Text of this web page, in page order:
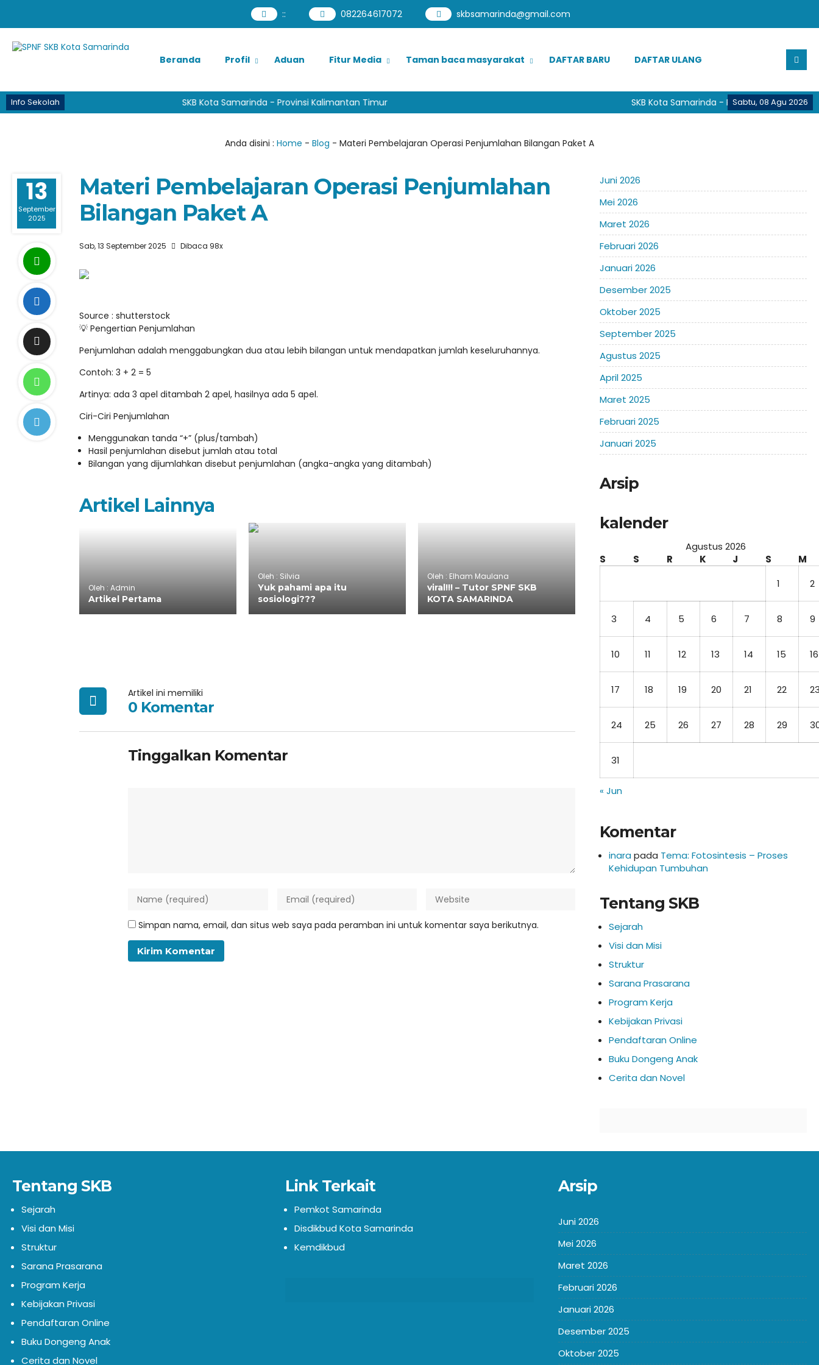
:: 082264617072 skbsamarinda@gmail.com
Beranda Profil Aduan Fitur Media Taman baca masyarakat DAFTAR BARU DAFTAR ULANG
Info Sekolah Sabtu, 08 Agu 2026
SKB Kota Samarinda - Provinsi Kalimantan
SKB Kota Samarinda - Provinsi Kalimantan Timur
Anda disini : Home - Blog - Materi Pembelajaran Operasi Penjumlahan Bilangan Paket A
13
September
2025
Materi Pembelajaran Operasi Penjumlahan
Bilangan Paket A
Sab, 13 September 2025 Dibaca 98x
Source : shutterstock
💡 Pengertian Penjumlahan
Penjumlahan adalah menggabungkan dua atau lebih bilangan untuk mendapatkan jumlah keseluruhannya.
Contoh: 3 + 2 = 5
Artinya: ada 3 apel ditambah 2 apel, hasilnya ada 5 apel.
Ciri-Ciri Penjumlahan
Menggunakan tanda “+” (plus/tambah)
Hasil penjumlahan disebut jumlah atau total
Bilangan yang dijumlahkan disebut penjumlahan (angka-angka yang ditambah)
Artikel Lainnya
Oleh : Admin
Artikel Pertama
Oleh : Silvia
Yuk pahami apa itu
sosiologi???
Oleh : Elham Maulana
viral!!! – Tutor SPNF SKB
KOTA SAMARINDA
Artikel ini memiliki
0 Komentar
Tinggalkan Komentar
Simpan nama, email, dan situs web saya pada peramban ini untuk komentar saya berikutnya.
Juni 2026
Mei 2026
Maret 2026
Februari 2026
Januari 2026
Desember 2025
Oktober 2025
September 2025
Agustus 2025
April 2025
Maret 2025
Februari 2025
Januari 2025
Arsip
kalender
Agustus 2026
S
S R K J S
M
1
2
3 4 5 6 7 8 9
10 11 12 13 14 15 16
17 18 19 20 21 22
24 25 26 27 28 29
31
« Jun
Komentar
inara pada Tema: Fotosintesis – Proses
Kehidupan Tumbuhan
Tentang SKB
Sejarah
Visi dan Misi
Struktur
Sarana Prasarana
Program Kerja
Kebijakan Privasi
Pendaftaran Online
Buku Dongeng Anak
Cerita dan Novel
Tentang SKB
Sejarah
Visi dan Misi
Struktur
Sarana Prasarana
Program Kerja
Kebijakan Privasi
Pendaftaran Online
Buku Dongeng Anak
Cerita dan Novel
Link Terkait
Pemkot Samarinda
Disdikbud Kota Samarinda
Kemdikbud
Arsip
Juni 2026
Mei 2026
Maret 2026
Februari 2026
Januari 2026
Desember 2025
Oktober 2025